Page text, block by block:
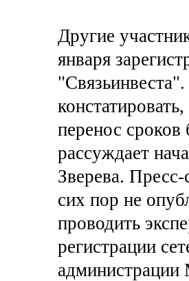
Другие
января
перенос
рассуждает
Зверева.
сих пор не
проводить
регистрации
администрации